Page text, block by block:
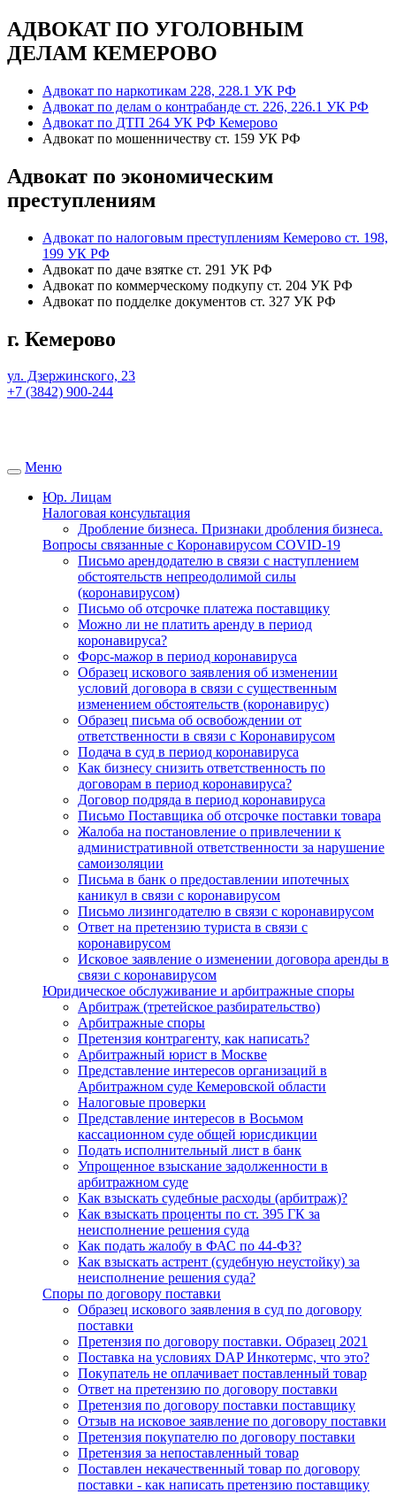
АДВОКАТ ПО УГОЛОВНЫМ
ДЕЛАМ КЕМЕРОВО
Адвокат по наркотикам 228, 228.1 УК РФ
Адвокат по делам о контрабанде ст. 226, 226.1 УК РФ
Адвокат по ДТП 264 УК РФ Кемерово
Адвокат по мошенничеству ст. 159 УК РФ
Адвокат по экономическим
преступлениям
Адвокат по налоговым преступлениям Кемерово ст. 198,
199 УК РФ
Адвокат по даче взятке ст. 291 УК РФ
Адвокат по коммерческому подкупу ст. 204 УК РФ
Адвокат по подделке документов ст. 327 УК РФ
г. Кемерово
ул. Дзержинского, 23
+7 (3842) 900-244
Меню
Юр. Лицам
Налоговая консультация
Дробление бизнеса. Признаки дробления бизнеса.
Вопросы связанные с Коронавирусом COVID-19
Письмо арендодателю в связи с наступлением
обстоятельств непреодолимой силы
(коронавирусом)
Письмо об отсрочке платежа поставщику
Можно ли не платить аренду в период
коронавируса?
Форс-мажор в период коронавируса
Образец искового заявления об изменении
условий договора в связи с существенным
изменением обстоятельств (коронавирус)
Образец письма об освобождении от
ответственности в связи с Коронавирусом
Подача в суд в период коронавируса
Как бизнесу снизить ответственность по
договорам в период коронавируса?
Договор подряда в период коронавируса
Письмо Поставщика об отсрочке поставки товара
Жалоба на постановление о привлечении к
административной ответственности за нарушение
самоизоляции
Письма в банк о предоставлении ипотечных
каникул в связи с коронавирусом
Письмо лизингодателю в связи с коронавирусом
Ответ на претензию туриста в связи с
коронавирусом
Исковое заявление о изменении договора аренды в
связи с коронавирусом
Юридическое обслуживание и арбитражные споры
Арбитраж (третейское разбирательство)
Арбитражные споры
Претензия контрагенту, как написать?
Арбитражный юрист в Москве
Представление интересов организаций в
Арбитражном суде Кемеровской области
Налоговые проверки
Представление интересов в Восьмом
кассационном суде общей юрисдикции
Подать исполнительный лист в банк
Упрощенное взыскание задолженности в
арбитражном суде
Как взыскать судебные расходы (арбитраж)?
Как взыскать проценты по ст. 395 ГК за
неисполнение решения суда
Как подать жалобу в ФАС по 44-ФЗ?
Как взыскать астрент (судебную неустойку) за
неисполнение решения суда?
Споры по договору поставки
Образец искового заявления в суд по договору
поставки
Претензия по договору поставки. Образец 2021
Поставка на условиях DAP Инкотермс, что это?
Покупатель не оплачивает поставленный товар
Ответ на претензию по договору поставки
Претензия по договору поставки поставщику
Отзыв на исковое заявление по договору поставки
Претензия покупателю по договору поставки
Претензия за непоставленный товар
Поставлен некачественный товар по договору
поставки - как написать претензию поставщику